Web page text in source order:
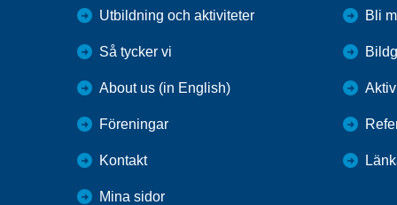
Utbildning och aktiviteter
Så tycker vi
About us (in English)
Föreningar
Kontakt
Mina sidor
Bli